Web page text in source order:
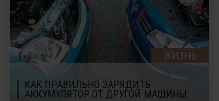
ЖИЗНЬ
КАК ПРАВИЛЬНО ЗАРЯДИТЬ
АККУМУЛЯТОР ОТ ДРУГОЙ МАШИНЫ